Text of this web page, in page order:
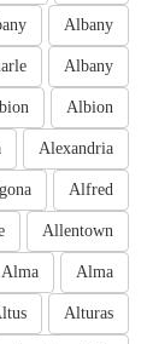
Albany
Albany
Albion
Alexandria
Alfred
Allentown
Alma
Alma
Alturas